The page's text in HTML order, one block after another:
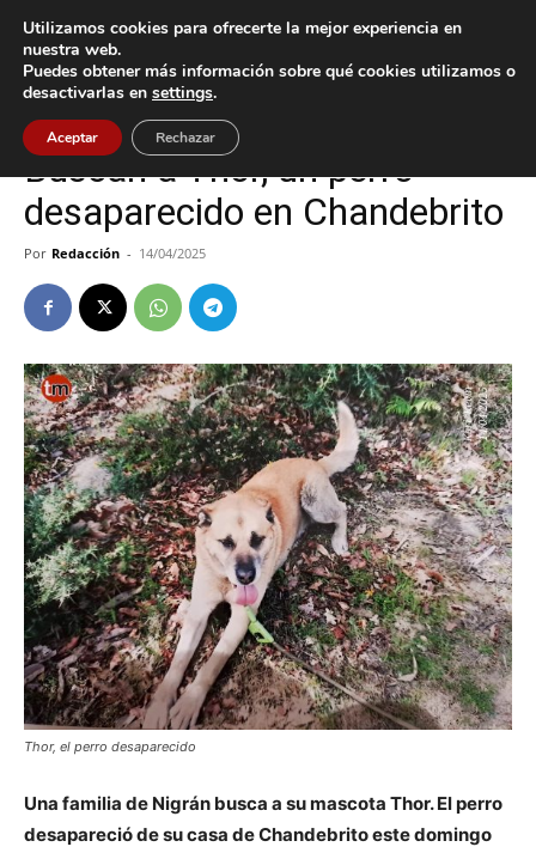
Inicio Nigrán
Nigrán
Buscan a Thor, un perro
desaparecido en Chandebrito
Por Redacción - 14/04/2025
Thor, el perro desaparecido
Una familia de Nigrán busca a su mascota Thor. El perro
desapareció de su casa de Chandebrito este domingo
Utilizamos cookies para ofrecerte la mejor experiencia en
nuestra web.
Puedes obtener más información sobre qué cookies utilizamos o
desactivarlas en settings.
Aceptar Rechazar